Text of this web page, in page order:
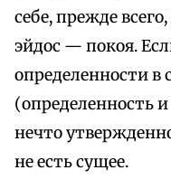
себе, прежде
эйдос — покоя.
определенности в
(определенность
нечто
не есть сущее.